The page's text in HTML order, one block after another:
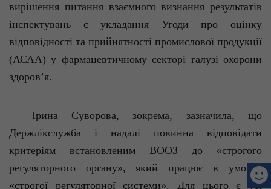
вирішення питання взаємного визнання результатів
інспектувань є укладання Угоди про оцінку
відповідності та прийнятності промислової продукції
(АСАА) у фармацевтичному секторі галузі охорони
здоров’я.
Ірина Суворова, зокрема, зазначила, що
Держлікслужба і надалі повинна відповідати
критеріям встановленим ВООЗ до «строгого
регуляторного органу», який працює в умовах
«строгої регуляторної системи». Для цього є усі